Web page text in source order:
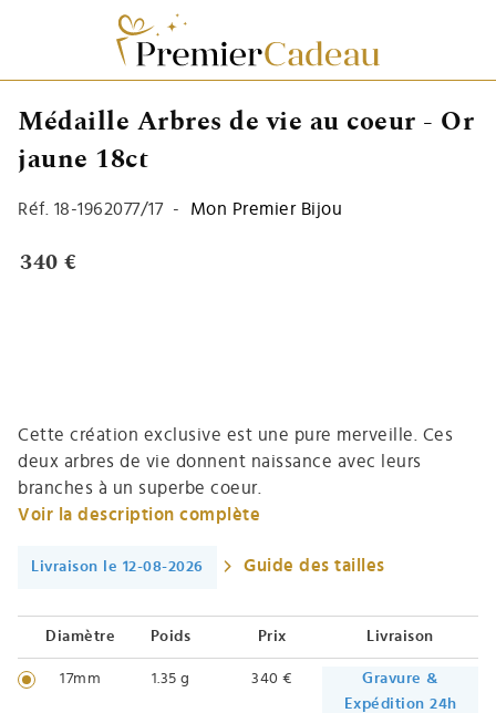
Médaille Arbres de vie au coeur - Or
jaune 18ct
Réf. 18-1962077/17 - Mon Premier Bijou
340 €
Cette création exclusive est une pure merveille. Ces
deux arbres de vie donnent naissance avec leurs
branches à un superbe coeur.
Voir la description complète
Livraison le 12-08-2026 Guide des tailles
Diamètre Poids Prix Livraison
17mm 1.35 g 340 €
Gravure &
Expédition 24h